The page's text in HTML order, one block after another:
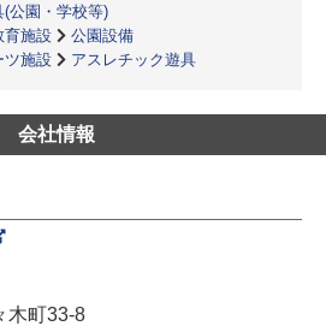
(公園・学校等)
育施設
公園設備
ツ施設 アスレチック遊具
会社情報
木町33-8